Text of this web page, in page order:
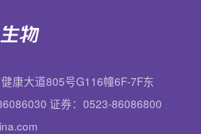
康大道805号G116幢6F-7F东
证券：0523-86086800